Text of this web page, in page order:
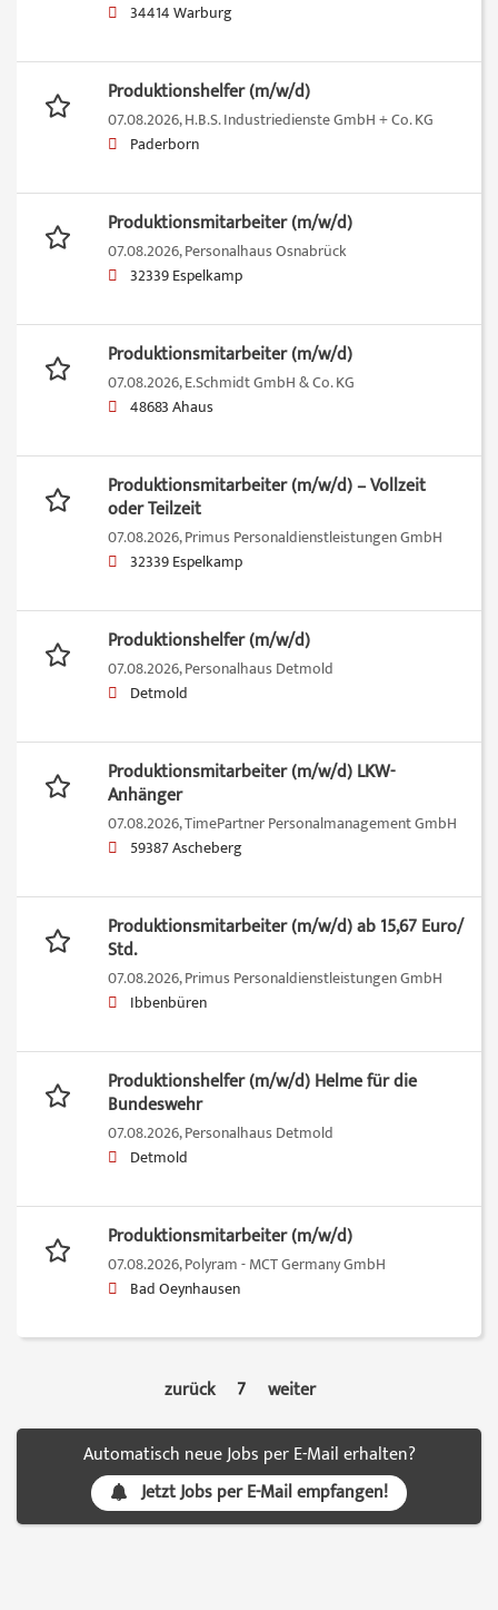
34414 Warburg
Produktionshelfer (m/w/d)
07.08.2026,H.B.S. Industriedienste GmbH + Co. KG
Paderborn
Produktionsmitarbeiter (m/w/d)
07.08.2026,Personalhaus Osnabrück
32339 Espelkamp
Produktionsmitarbeiter (m/w/d)
07.08.2026,E.Schmidt GmbH & Co. KG
48683 Ahaus
Produktionsmitarbeiter (m/w/d) – Vollzeit
oder Teilzeit
07.08.2026,Primus Personaldienstleistungen GmbH
32339 Espelkamp
Produktionshelfer (m/w/d)
07.08.2026,Personalhaus Detmold
Detmold
Produktionsmitarbeiter (m/w/d) LKW-
Anhänger
07.08.2026,TimePartner Personalmanagement GmbH
59387 Ascheberg
Produktionsmitarbeiter (m/w/d) ab 15,67 Euro/
Std.
07.08.2026,Primus Personaldienstleistungen GmbH
Ibbenbüren
Produktionshelfer (m/w/d) Helme für die
Bundeswehr
07.08.2026,Personalhaus Detmold
Detmold
Produktionsmitarbeiter (m/w/d)
07.08.2026,Polyram - MCT Germany GmbH
Bad Oeynhausen
zurück 7 weiter
Automatisch neue Jobs per E-Mail erhalten?
Jetzt Jobs per E-Mail empfangen!